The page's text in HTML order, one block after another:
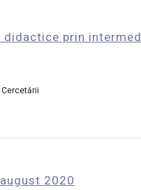
prin
2020